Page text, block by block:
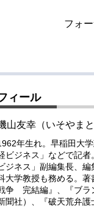
フォ
ィール
山友幸（いそやまと
年生れ。早稲田大
ビジネス」などで記
ジネス」副編集長、
大学教授も務める。
争 完結編』、『ブラ
聞社）、『破天荒弁護